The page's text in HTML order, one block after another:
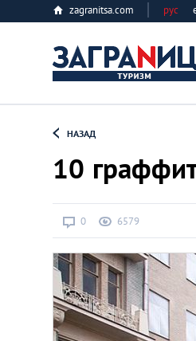
zagranitsa.com рус
Алматы
Астана
Афины
НАЗАД
10
0 6579